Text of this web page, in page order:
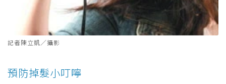
記者陳立凱／攝影
預防掉髮小叮嚀